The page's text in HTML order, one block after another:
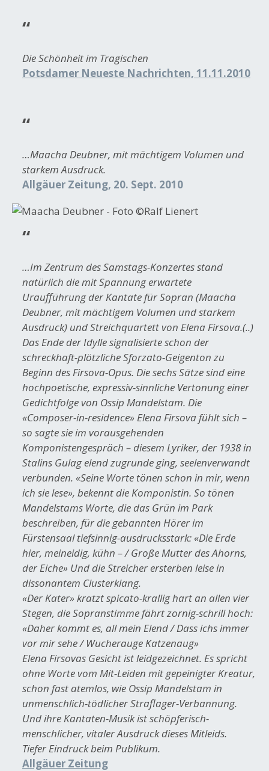
Die Schönheit im Tragischen
Potsdamer Neueste Nachrichten, 11.11.2010
…Maacha Deubner, mit mächtigem Volumen und
starkem Ausdruck.
Allgäuer Zeitung, 20. Sept. 2010
…Im Zentrum des Samstags-Konzertes stand
natürlich die mit Spannung erwartete
Uraufführung der Kantate für Sopran (Maacha
Deubner, mit mächtigem Volumen und starkem
Ausdruck) und Streichquartett von Elena Firsova.(..)
Das Ende der Idylle signalisierte schon der
schreckhaft-plötzliche Sforzato-Geigenton zu
Beginn des Firsova-Opus. Die sechs Sätze sind eine
hochpoetische, expressiv-sinnliche Vertonung einer
Gedichtfolge von Ossip Mandelstam. Die
«Composer-in-residence» Elena Firsova fühlt sich –
so sagte sie im vorausgehenden
Komponistengespräch – diesem Lyriker, der 1938 in
Stalins Gulag elend zugrunde ging, seelenverwandt
verbunden. «Seine Worte tönen schon in mir, wenn
ich sie lese», bekennt die Komponistin. So tönen
Mandelstams Worte, die das Grün im Park
beschreiben, für die gebannten Hörer im
Fürstensaal tiefsinnig-ausdrucksstark: «Die Erde
hier, meineidig, kühn – / Große Mutter des Ahorns,
der Eiche» Und die Streicher ersterben leise in
dissonantem Clusterklang.
«Der Kater» kratzt spicato-krallig hart an allen vier
Stegen, die Sopranstimme fährt zornig-schrill hoch:
«Daher kommt es, all mein Elend / Dass ichs immer
vor mir sehe / Wucherauge Katzenaug»
Elena Firsovas Gesicht ist leidgezeichnet. Es spricht
ohne Worte vom Mit-Leiden mit gepeinigter Kreatur,
schon fast atemlos, wie Ossip Mandelstam in
unmenschlich-tödlicher Straflager-Verbannung.
Und ihre Kantaten-Musik ist schöpferisch-
menschlicher, vitaler Ausdruck dieses Mitleids.
Tiefer Eindruck beim Publikum.
Allgäuer Zeitung